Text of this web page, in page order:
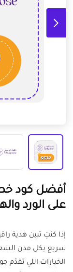
على الورد
إذا كنتِ تبين هدية
سريع بكل مدن
الخيارات اللي